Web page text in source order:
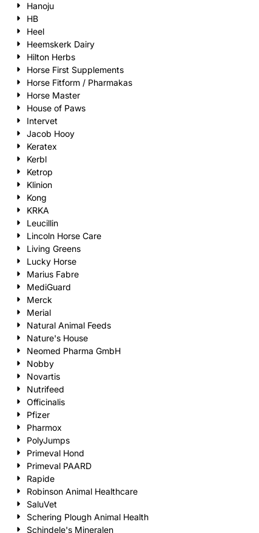
Hanoju
HB
Heel
Heemskerk Dairy
Hilton Herbs
Horse First Supplements
Horse Fitform / Pharmakas
Horse Master
House of Paws
Intervet
Jacob Hooy
Keratex
Kerbl
Ketrop
Klinion
Kong
KRKA
Leucillin
Lincoln Horse Care
Living Greens
Lucky Horse
Marius Fabre
MediGuard
Merck
Merial
Natural Animal Feeds
Nature's House
Neomed Pharma GmbH
Nobby
Novartis
Nutrifeed
Officinalis
Pfizer
Pharmox
PolyJumps
Primeval Hond
Primeval PAARD
Rapide
Robinson Animal Healthcare
SaluVet
Schering Plough Animal Health
Schindele's Mineralen